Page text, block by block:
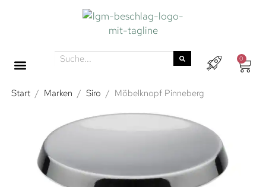
0
Start / Marken / Siro / Möbelknopf Pinneberg